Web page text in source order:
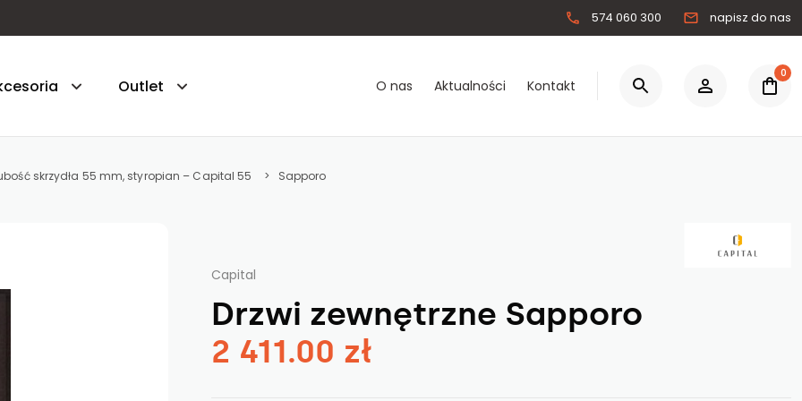
574 060 300 napisz do nas
- gr. 55 mm - styropian
55 - gr. 55 mm - styropian
Outlet O nas Aktualności Kontakt
0
skrzydła 55 mm, styropian – Capital 55 Sapporo
Capital
Drzwi zewnętrzne Sapporo
2 411.00 zł